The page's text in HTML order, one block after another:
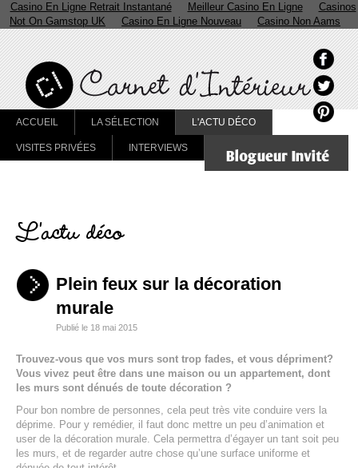
Casino En Ligne Retrait Instantané Meilleur Casino En Ligne
Casinos
Not On Gamstop UK
Casino En Ligne Nouveau Casino Non Aams
ACCUEIL LA SÉLECTION L'ACTU DÉCO
VISITES PRIVÉES INTERVIEWS
L'actu déco
Plein feux sur la décoration
murale
Publié le 18 mai 2015
Trouvez-vous que vos murs sont trop fades, et vous dépriment?
Vous vivez peut être dans une maison ou un appartement, dont
les murs sont dénués de toute décoration ?
Pour bon nombre de personnes, cela peut très vite conduire vers la
déprime. Pour y remédier, il faut donc mettre un peu d’animation et
user de la décoration murale. Cela permettra d’égayer un tant soit peu
les murs, et de regarder autre chose qu’une surface uniforme et